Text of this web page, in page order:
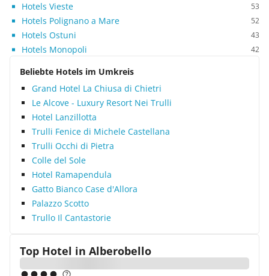
Hotels Vieste 53
Hotels Polignano a Mare 52
Hotels Ostuni 43
Hotels Monopoli 42
Beliebte Hotels im Umkreis
Grand Hotel La Chiusa di Chietri
Le Alcove - Luxury Resort Nei Trulli
Hotel Lanzillotta
Trulli Fenice di Michele Castellana
Trulli Occhi di Pietra
Colle del Sole
Hotel Ramapendula
Gatto Bianco Case d'Allora
Palazzo Scotto
Trullo Il Cantastorie
Top Hotel in Alberobello